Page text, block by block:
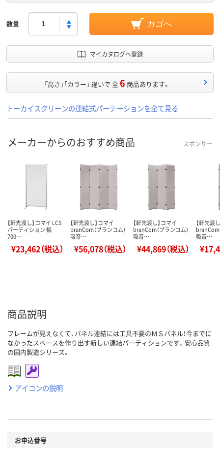
数量 カゴへ
マイカタログへ登録
「高さ」「カラー」 違いで 全6 商品あります。
トーカイスクリーンの連結式パーテーションを全て見る
メーカーからのおすすめ商品 スポンサー
【軒先渡し】コマイ LCS
パーティション 幅
700…
¥23,462（税込）
【軒先渡し】コマイ
branCom（ブランコム）
吸音…
¥56,078（税込）
【軒先渡し】コマイ
branCom（ブランコム）
吸音…
¥44,869（税込）
【軒先渡
branCom
吸音…
商品説明
フレームが見えなくて、パネル連結には工具不要のＭＳパネル！今までに
なかったスペースを作り出す新しい連結パーティションです。安心品質
の国内製造シリーズ。
アイコンの説明
お申込番号